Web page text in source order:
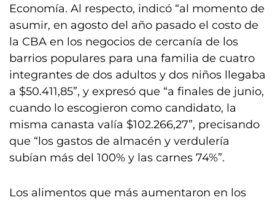
Economía. Al respecto, indicó “al momento de
asumir, en agosto del año pasado el costo de
la CBA en los negocios de cercanía de los
barrios populares para una familia de cuatro
integrantes de dos adultos y dos niños llegaba
a $50.411,85”, y expresó que “a finales de junio,
cuando lo escogieron como candidato, la
misma canasta valía $102.266,27”, precisando
que “los gastos de almacén y verdulería
subían más del 100% y las carnes 74%”.
Los alimentos que más aumentaron en los